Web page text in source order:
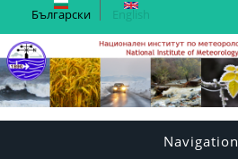
Български English
Navigation